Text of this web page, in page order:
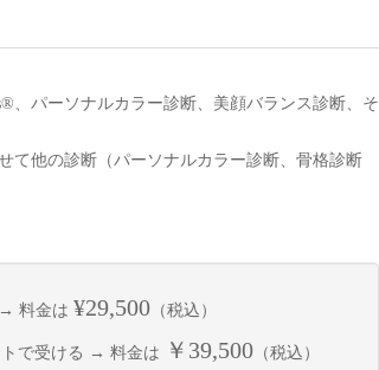
、パーソナルカラー診断、美顔バランス診断、そ
て他の診断（パーソナルカラー診断、骨格診断
料金は ¥29,500 （税込）
で受ける → 料金は ￥39,500 （税込）